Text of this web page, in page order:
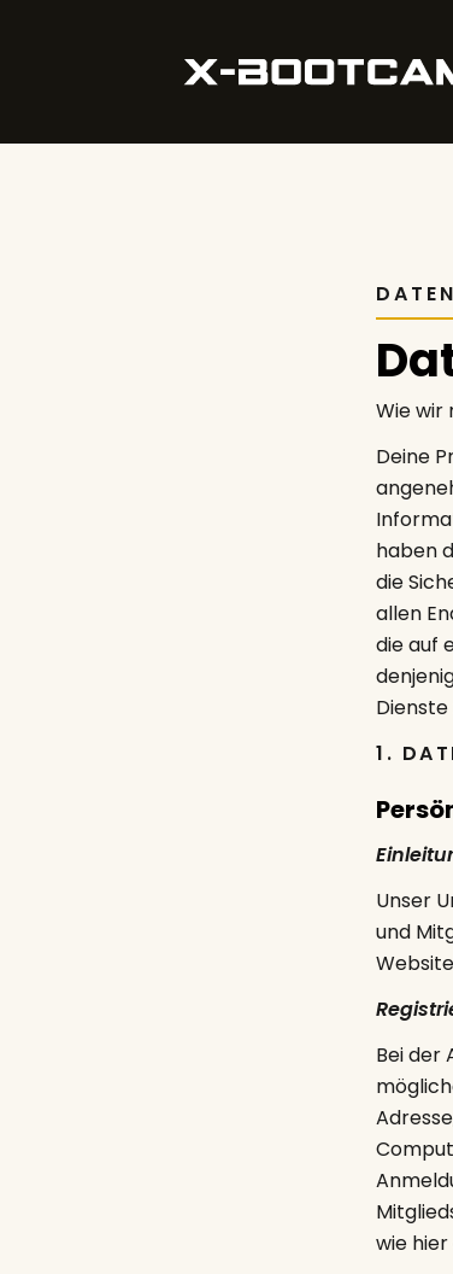
Wie wir
Deine
haben
die
allen
die auf
1.
Unser
und
Bei der
wie